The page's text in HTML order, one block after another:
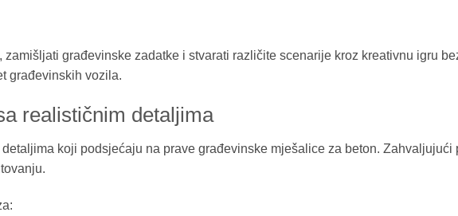
građevinske zadatke i stvarati različite scenarije kroz kreativnu igru
građevinskih vozila.
realističnim detaljima
koji podsjećaju na prave građevinske mješalice za beton.